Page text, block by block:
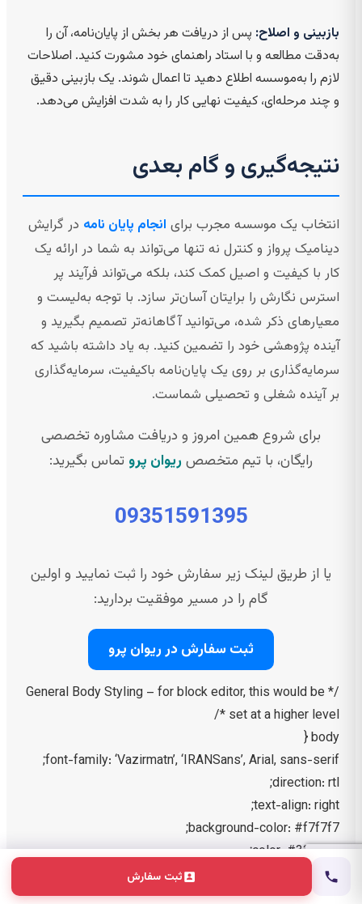
ثبت سفارش
بازبینی و اصلاح: پس از دریافت هر بخش از پایان‌نامه، آن را
به‌دقت مطالعه و با استاد راهنمای خود مشورت کنید. اصلاحات
لازم را به‌موسسه اطلاع دهید تا اعمال شوند. یک بازبینی دقیق
و چند مرحله‌ای، کیفیت نهایی کار را به شدت افزایش می‌دهد.
نتیجه‌گیری و گام بعدی
انتخاب یک موسسه مجرب برای انجام پایان نامه در گرایش
دینامیک پرواز و کنترل نه تنها می‌تواند به شما در ارائه یک
کار با کیفیت و اصیل کمک کند، بلکه می‌تواند فرآیند پر
استرس نگارش را برایتان آسان‌تر سازد. با توجه به‌لیست و
معیارهای ذکر شده، می‌توانید آگاهانه‌تر تصمیم بگیرید و
آینده پژوهشی خود را تضمین کنید. به یاد داشته باشید که
سرمایه‌گذاری بر روی یک پایان‌نامه باکیفیت، سرمایه‌گذاری
بر آینده شغلی و تحصیلی شماست.
برای شروع همین امروز و دریافت مشاوره تخصصی
رایگان، با تیم متخصص ریوان پرو تماس بگیرید:
09351591395
یا از طریق لینک زیر سفارش خود را ثبت نمایید و اولین
گام را در مسیر موفقیت بردارید:
ثبت سفارش در ریوان پرو
/* General Body Styling – for block editor, this would be
set at a higher level */
body {
font-family: ‘Vazirmatn’, ‘IRANSans’, Arial, sans-serif;
direction: rtl;
text-align: right;
background-color: #f7f7f7;
color: #333333;
line-height: 1.8;
margin: 0;